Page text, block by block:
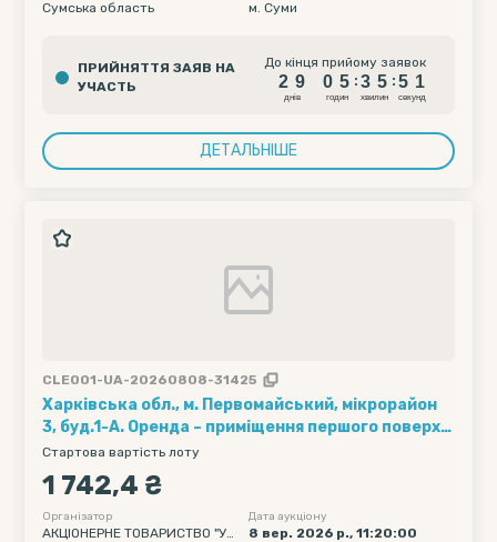
Сумська область м. Суми
ПРИЙНЯТТЯ ЗАЯВ НА
УЧАСТЬ
До кінця прийому заявок
2
2
9
9
днiв
0
0
5
5
годин
:
3
3
5
5
хвилин
:
5
5 0
1
секунд
ДЕТАЛЬНІШЕ
CLE001-UA-20260808-31425
Харківська обл., м. Первомайський, мікрорайон
3, буд.1-А. Оренда – приміщення першого поверху,
площею 145,2 кв.м. (В)
Стартова вартість лоту
1 742,4 ₴
Організатор
АКЦІОНЕРНЕ ТОВАРИСТВО "УК
Дата аукціону
8 вер. 2026 р., 11:20:00